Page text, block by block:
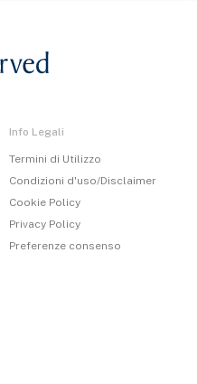
Info Legali
Termini di Utilizzo
Condizioni d'uso/Disclaimer
Cookie Policy
Privacy Policy
Preferenze consenso